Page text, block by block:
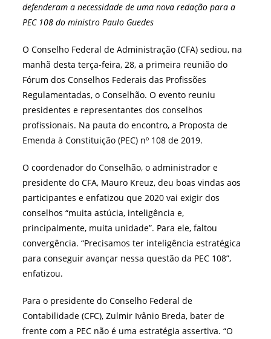
defenderam a necessidade de uma nova redação para a
PEC 108 do ministro Paulo Guedes
O Conselho Federal de Administração (CFA) sediou, na
manhã desta terça-feira, 28, a primeira reunião do
Fórum dos Conselhos Federais das Profissões
Regulamentadas, o Conselhão. O evento reuniu
presidentes e representantes dos conselhos
profissionais. Na pauta do encontro, a Proposta de
Emenda à Constituição (PEC) nº 108 de 2019.
O coordenador do Conselhão, o administrador e
presidente do CFA, Mauro Kreuz, deu boas vindas aos
participantes e enfatizou que 2020 vai exigir dos
conselhos “muita astúcia, inteligência e,
principalmente, muita unidade”. Para ele, faltou
convergência. “Precisamos ter inteligência estratégica
para conseguir avançar nessa questão da PEC 108”,
enfatizou.
Para o presidente do Conselho Federal de
Contabilidade (CFC), Zulmir Ivânio Breda, bater de
frente com a PEC não é uma estratégia assertiva. “O